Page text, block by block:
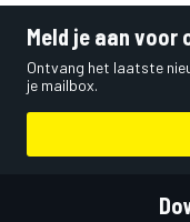
Meld je aan voor
Ontvang het laatste
je mailbox.